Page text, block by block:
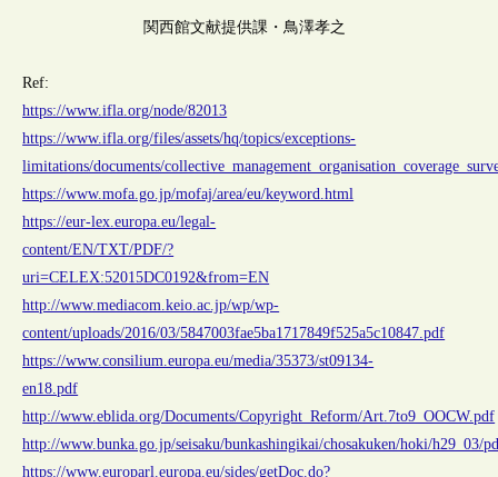
関西館文献提供課・鳥澤孝之
Ref:
https://www.ifla.org/node/82013
https://www.ifla.org/files/assets/hq/topics/exceptions-
limitations/documents/
https://www.mofa.go.jp/mofaj/area/eu/keyword.html
https://eur-lex.europa.eu/legal-
content/EN/TXT/PDF/?
uri=CELEX:52015DC0192&from=EN
http://www.mediacom.keio.ac.jp/wp/wp-
content/uploads/2016/03/5847003fae5ba1717849f525a5c10847.pdf
https://www.consilium.europa.eu/media/35373/st09134-
en18.pdf
http://www.eblida.org/Documents/Copyright_Reform/Art.7to9_OOCW.pdf
http://www.bunka.go.jp/seisaku/bunkashingikai/chosakuken/hoki/h29_03/
https://www.europarl.europa.eu/sides/getDoc.do?